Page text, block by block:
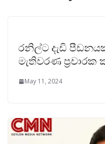
රනිල්ට දැඩි
මැතිවරණ ප්‍රචාරක
May 11, 2024